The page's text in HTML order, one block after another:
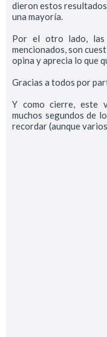
dieron estos
una mayoría.
Por el otro lado, las
mencionados, son
opina y aprecia lo que
Gracias a todos por
Y como cierre, este
muchos segundos de
recordar (aunque